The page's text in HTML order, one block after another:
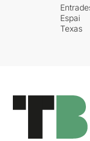
Espai
Texas